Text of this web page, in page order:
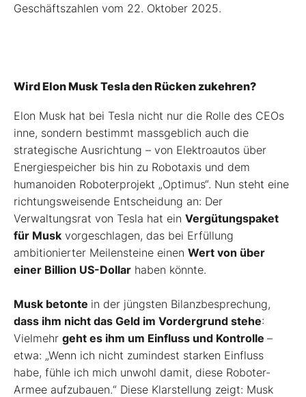
Geschäftszahlen vom 22. Oktober 2025.
Wird Elon Musk Tesla den Rücken zukehren?
Elon Musk hat bei Tesla nicht nur die Rolle des CEOs
inne, sondern bestimmt massgeblich auch die
strategische Ausrichtung – von Elektroautos über
Energiespeicher bis hin zu Robotaxis und dem
humanoiden Roboterprojekt „Optimus“. Nun steht eine
richtungsweisende Entscheidung an: Der
Verwaltungsrat von Tesla hat ein Vergütungspaket
für Musk vorgeschlagen, das bei Erfüllung
ambitionierter Meilensteine einen Wert von über
einer Billion US-Dollar haben könnte.
Musk betonte in der jüngsten Bilanzbesprechung,
dass ihm nicht das Geld im Vordergrund stehe:
Vielmehr geht es ihm um Einfluss und Kontrolle –
etwa: „Wenn ich nicht zumindest starken Einfluss
habe, fühle ich mich unwohl damit, diese Roboter-
Armee aufzubauen.“ Diese Klarstellung zeigt: Musk